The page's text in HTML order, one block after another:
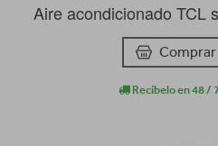
Aire acondicionado TCL
Comprar
Recíbelo en 48 /